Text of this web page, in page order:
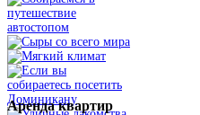
Арендаквартир